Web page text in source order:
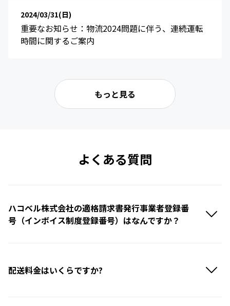
2024/03/31(日)
重要なお知らせ：物流2024問題に伴う、連続運転
時間に関するご案内
もっと見る
よくある質問
ハコベル株式会社の適格請求書発行事業者登録番
号（インボイス制度登録番号）はなんですか？
配送料金はいくらですか?